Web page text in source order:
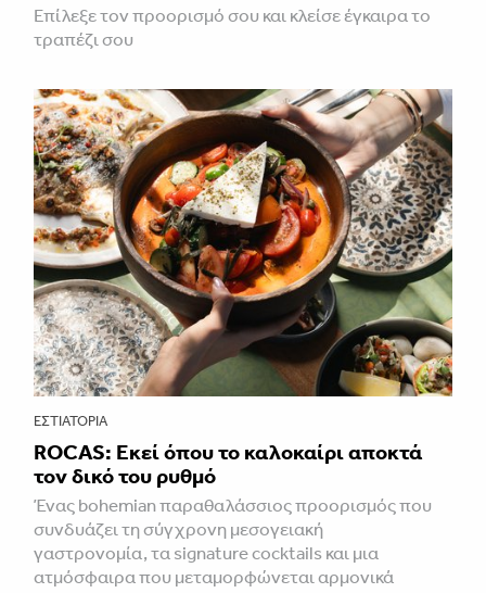
Επίλεξε τον προορισμό σου και κλείσε έγκαιρα το
τραπέζι σου
ΕΣΤΙΑΤΌΡΙΑ
ROCAS: Εκεί όπου το καλοκαίρι αποκτά
τον δικό του ρυθμό
Ένας bohemian παραθαλάσσιος προορισμός που
συνδυάζει τη σύγχρονη μεσογειακή
γαστρονομία, τα signature cocktails και μια
ατμόσφαιρα που μεταμορφώνεται αρμονικά